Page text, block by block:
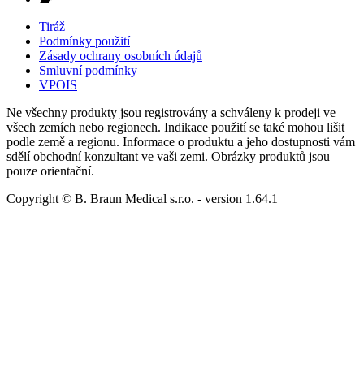
Tiráž
Podmínky použití
Zásady ochrany osobních údajů
Smluvní podmínky
VPOIS
Ne všechny produkty jsou registrovány a schváleny k prodeji ve
všech zemích nebo regionech. Indikace použití se také mohou lišit
podle země a regionu. Informace o produktu a jeho dostupnosti vám
sdělí obchodní konzultant ve vaši zemi. Obrázky produktů jsou
pouze orientační.
Copyright © B. Braun Medical s.r.o. - version 1.64.1